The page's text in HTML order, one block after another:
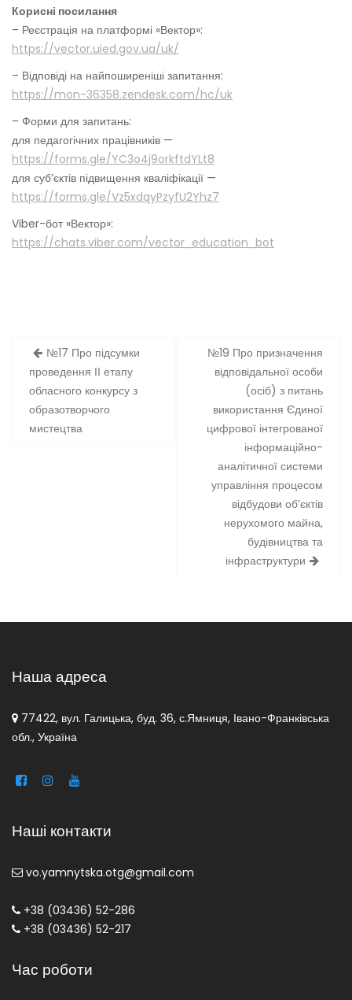
Корисні посилання
– Реєстрація на платформі «Вектор»:
https://vector.uied.gov.ua/uk/
– Відповіді на найпоширеніші запитання:
https://mon-36358.zendesk.com/hc/uk
– Форми для запитань:
для педагогічних працівників —
https://forms.gle/YC3o4j9orkftdYLt8
для суб’єктів підвищення кваліфікації —
https://forms.gle/Vz5xdqyPzyfU2Yhz7
Viber-бот «Вектор»:
https://chats.viber.com/vector_education_bot
Навігація
записів
№17 Про підсумки
проведення ІІ етапу
обласного конкурсу з
образотворчого
мистецтва
№19 Про призначення
відповідальної особи
(осіб) з питань
використання Єдиної
цифрової інтегрованої
інформаційно-
аналітичної системи
управління процесом
відбудови об’єктів
нерухомого майна,
будівництва та
інфраструктури
Наша адреса
77422, вул. Галицька, буд. 36, с.Ямниця, Івано-Франківська
обл., Україна
Наші контакти
vo.yamnytska.otg@gmail.com
+38 (03436) 52-286
+38 (03436) 52-217
Час роботи